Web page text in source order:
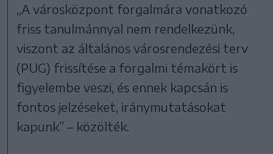
„A városközpont forgalmára vonatkozó
friss tanulmánnyal nem rendelkezünk,
viszont az általános városrendezési terv
(PUG) frissítése a forgalmi témakört is
figyelembe veszi, és ennek kapcsán is
fontos jelzéseket, iránymutatásokat
kapunk” – közölték.